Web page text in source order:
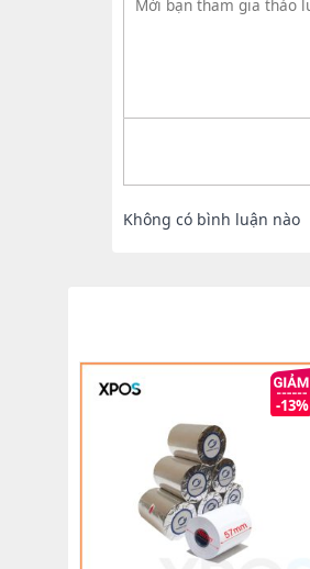
Không có bình luận nào
-13%